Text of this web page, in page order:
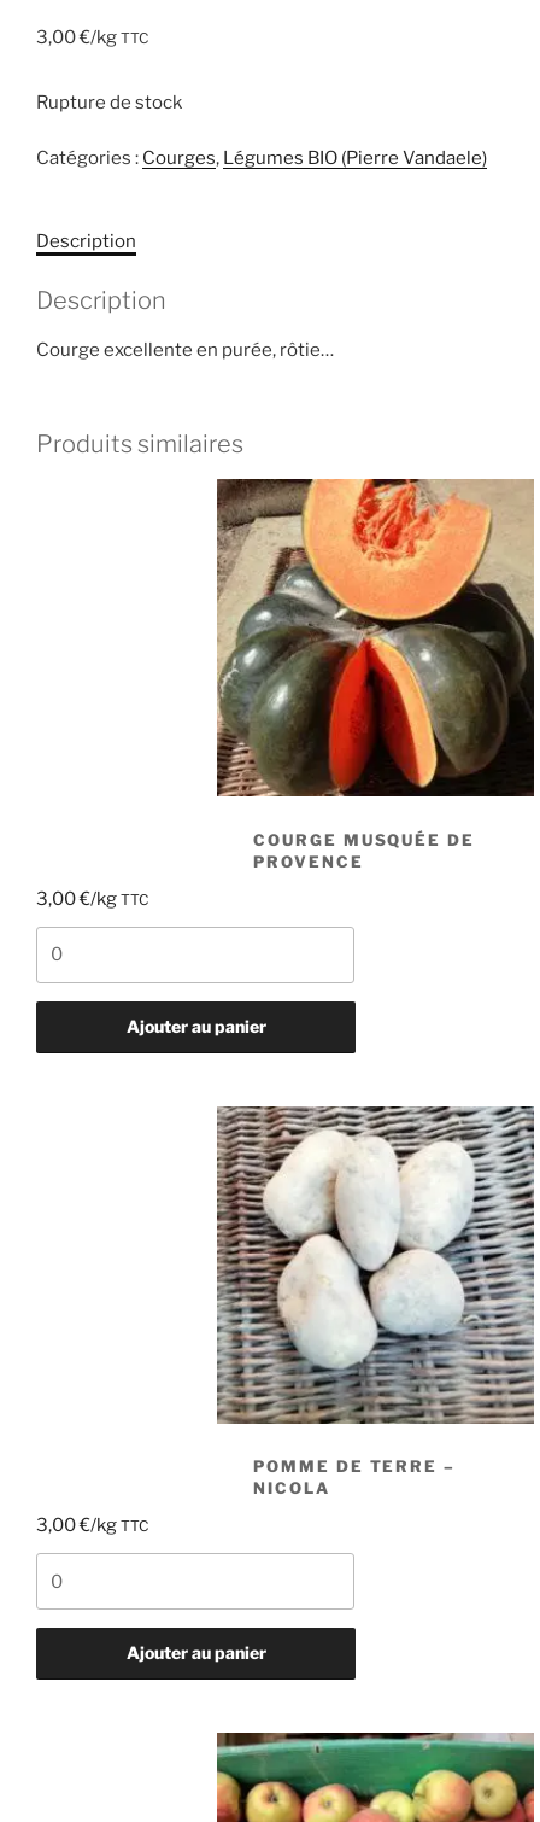
3,00€/kg TTC
Rupture de stock
Catégories : Courges, Légumes BIO (Pierre Vandaele)
Description
Description
Courge excellente en purée, rôtie…
Produits similaires
COURGE MUSQUÉE DE
PROVENCE
3,00€/kg TTC
courge
de
Ajouter au panier
POMME DE TERRE –
NICOLA
3,00€/kg TTC
Pomme
terre
Ajouter au panier